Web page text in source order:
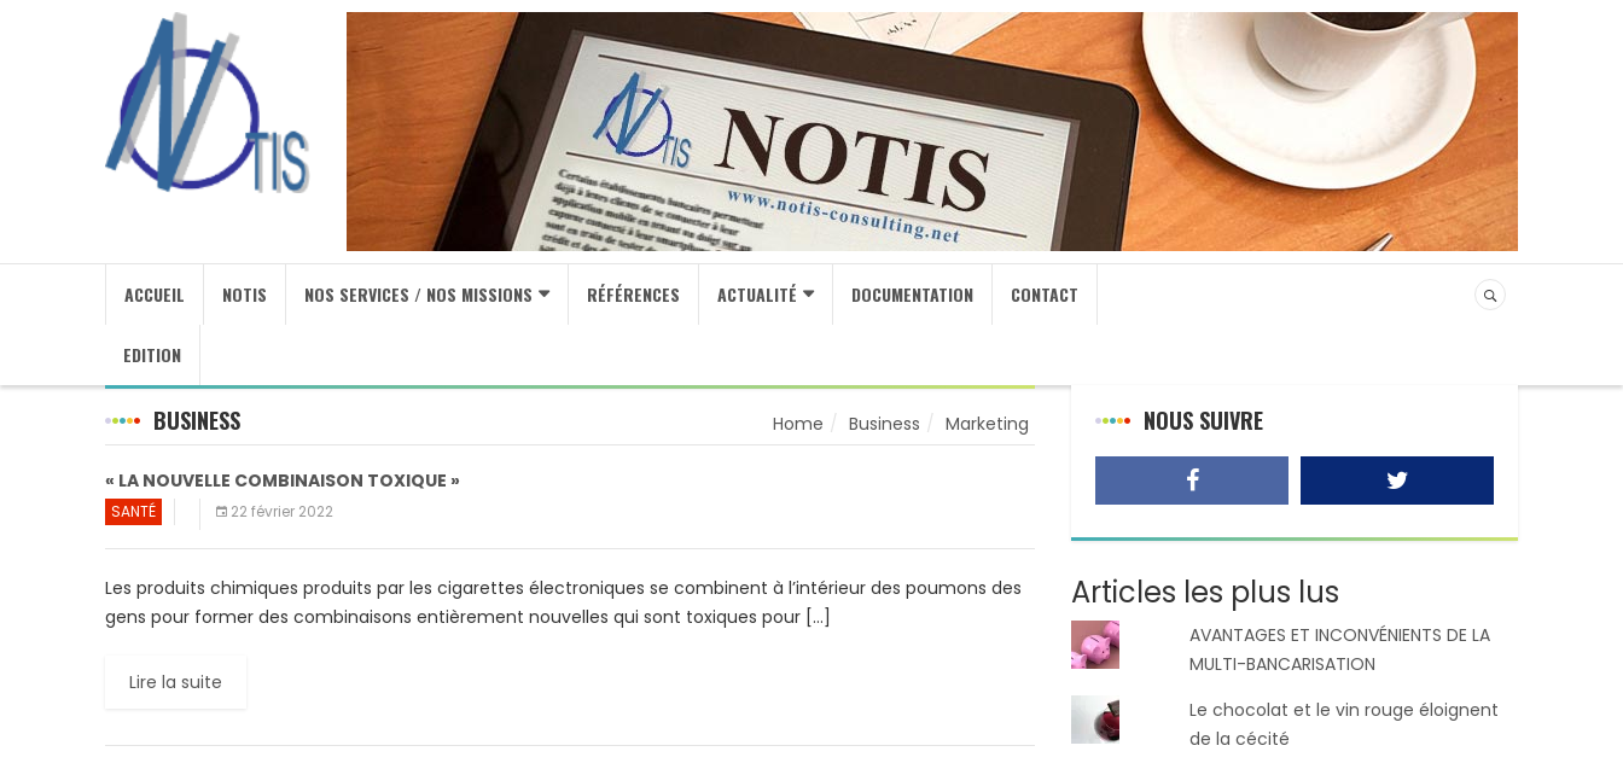
ACCUEIL NOTIS NOS SERVICES / NOS MISSIONS RÉFÉRENCES ACTUALITÉ DOCUMENTATION CONTACT
EDITION
BUSINESS Home Business Marketing
« LA NOUVELLE COMBINAISON TOXIQUE »
SANTÉ 22 février 2022
Les produits chimiques produits par les cigarettes électroniques se combinent à l’intérieur des poumons des
gens pour former des combinaisons entièrement nouvelles qui sont toxiques pour […]
Lire la suite
NOUS SUIVRE
Articles les plus lus
AVANTAGES ET INCONVÉNIENTS DE LA
MULTI-BANCARISATION
Le chocolat et le vin rouge éloignent
de la cécité